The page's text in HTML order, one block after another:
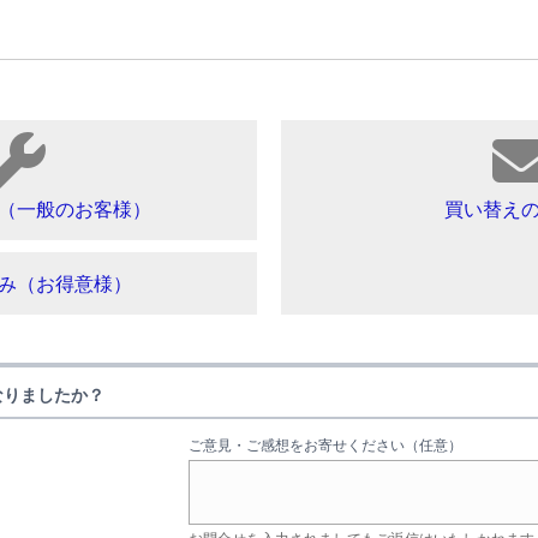
一般のお客様）
（お得意様）
買い替え
ましたか？
ご意見・ご感想をお寄せください（任意）